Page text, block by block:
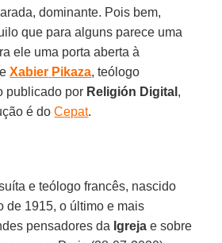
dominante. Pois bem,
que para alguns parece uma
ele uma porta aberta à
Xabier Pikaza, teólogo
publicado por Religión Digital ,
é doCepat.
e teólogo francês, nascido
de 1915, o último e mais
pensadores da Igreja e sobre